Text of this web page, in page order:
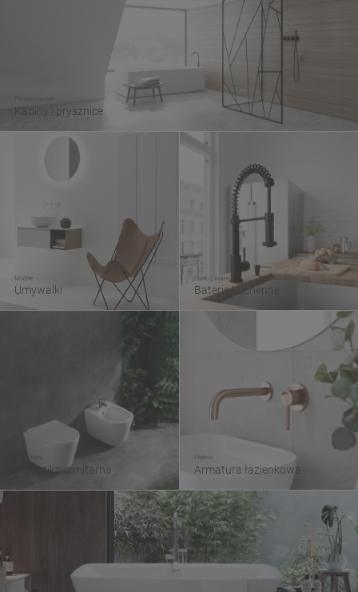
Ponadczasowe
Kabiny i prysznice
Modne
Umywalki
Funkcjonalne
Baterie kuchenne
Doskonała
Ceramika sanitarna
Piękna
Armatura łazienkowa